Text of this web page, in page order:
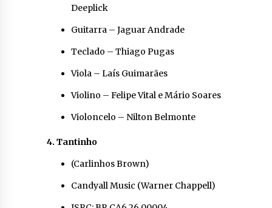
Deeplick
Guitarra – Jaguar Andrade
Teclado – Thiago Pugas
Viola – Laís Guimarães
Violino – Felipe Vital e Mário Soares
Violoncelo – Nilton Belmonte
4. Tantinho
(Carlinhos Brown)
Candyall Music (Warner Chappell)